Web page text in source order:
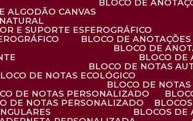
BLOCO DE
ALGODÃO CANVAS
E SUPORTE ESFEROGRÁFICO
BLOCO DE
BLOCO DE
BLOCO
BLOCO DE NOTAS
BLOCO DE NOTAS ECOLÓGICO
BLOCO DE
DE NOTAS PERSONALIZADO
DE NOTAS PERSONALIZADO
BLOCOS